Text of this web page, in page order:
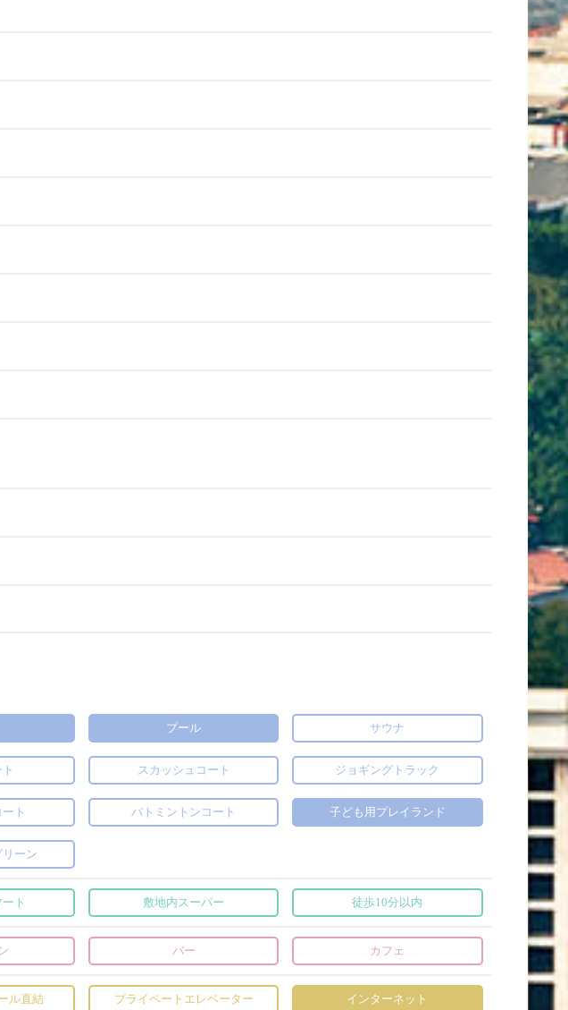
プール サウナ
スカッシュコート ジョギングトラック
ト バトミントンコート 子ども用プレイランド
ーン
ト 敷地内スーパー 徒歩10分以内
バー カフェ
ル直結 プライベートエレベーター インターネット